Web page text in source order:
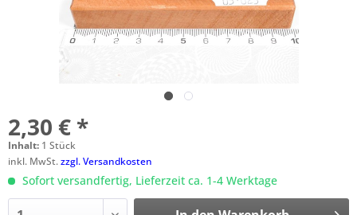
2,30 € *
Inhalt: 1 Stück
inkl. MwSt.zzgl. Versandkosten
Sofort versandfertig, Lieferzeit ca. 1-4 Werktage